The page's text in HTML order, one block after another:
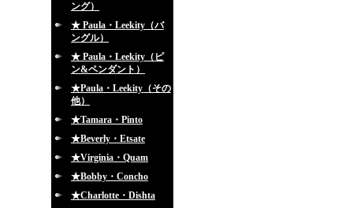
ング）
★ Paula・Leekity（バ
ングル）
★ Paula・Leekity（ピ
ン&ペンダント）
★Paula・Leekity（その
他）
★Tamara・Pinto
★Beverly・Etsate
★Virginia・Quam
★Bobby・Concho
★Charlotte・Dishta